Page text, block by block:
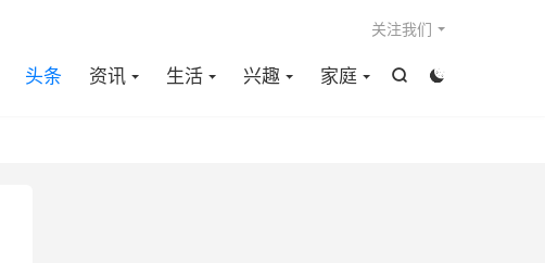


头条 资讯 生活 兴趣 家庭
关注我们